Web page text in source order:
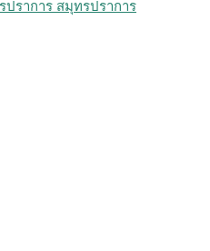
ปราการ สมุทรปราการ